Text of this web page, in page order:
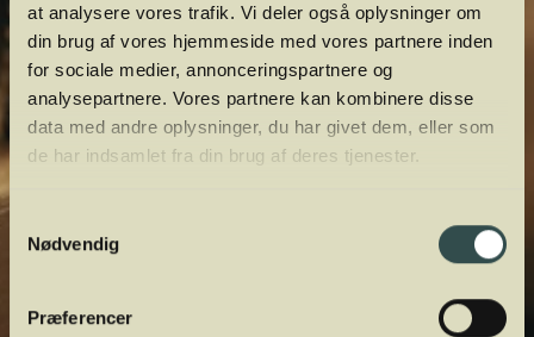
at analysere vores trafik. Vi deler også oplysninger om
din brug af vores hjemmeside med vores partnere inden
for sociale medier, annonceringspartnere og
analysepartnere. Vores partnere kan kombinere disse
data med andre oplysninger, du har givet dem, eller som
de har indsamlet fra din brug af deres tjenester.
Nødvendig
Præferencer